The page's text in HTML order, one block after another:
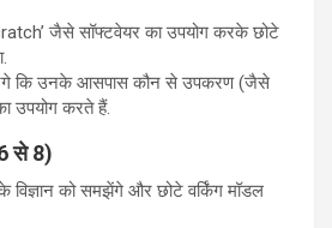
जैसे सॉफ्टवेयर का उपयोग करके छोटे
कि उनके आसपास कौन से उपकरण (जैसे
उपयोग करते हैं.
से 8)
विज्ञान को समझेंगे और छोटे वर्किंग मॉडल